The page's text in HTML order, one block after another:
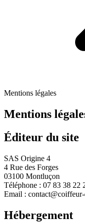
Mentions légales
Mentions
Éditeur du site
SAS Origine 4
4 Rue des Forges
03100 Montluçon
Téléphone : 07 83 38 22
Email :
Hébergement